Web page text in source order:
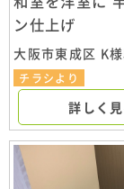
ン仕上げ
大阪市東成区 K
チラシより
詳しく見